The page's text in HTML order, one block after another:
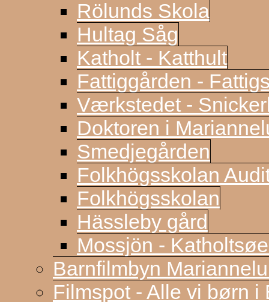
Rölunds Skola
Hultag Såg
Katholt - Katthult
Fattiggården -
Værkstedet -
Doktoren i
Smedjegården
Folkhögsskolan
Folkhögsskolan
Hässleby gård
Mossjön -
Barnfilmbyn
Filmspot - Alle vi børn i